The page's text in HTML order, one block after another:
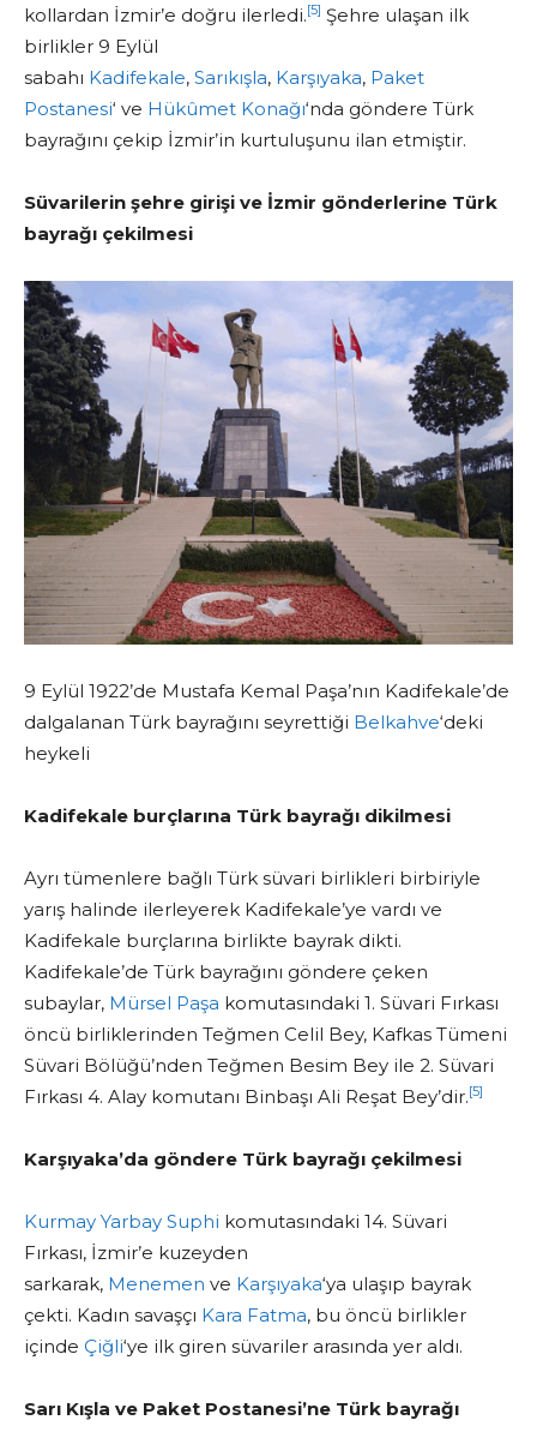
kollardan İzmir’e doğru ilerledi.[5] Şehre ulaşan ilk
birlikler 9 Eylül
sabahı Kadifekale, Sarıkışla, Karşıyaka, Paket
Postanesi‘ ve Hükûmet Konağı‘nda göndere Türk
bayrağını çekip İzmir’in kurtuluşunu ilan etmiştir.
Süvarilerin şehre girişi ve İzmir gönderlerine Türk
bayrağı çekilmesi
9 Eylül 1922’de Mustafa Kemal Paşa’nın Kadifekale’de
dalgalanan Türk bayrağını seyrettiği Belkahve‘deki
heykeli
Kadifekale burçlarına Türk bayrağı dikilmesi
Ayrı tümenlere bağlı Türk süvari birlikleri birbiriyle
yarış halinde ilerleyerek Kadifekale’ye vardı ve
Kadifekale burçlarına birlikte bayrak dikti.
Kadifekale’de Türk bayrağını göndere çeken
subaylar, Mürsel Paşa komutasındaki 1. Süvari Fırkası
öncü birliklerinden Teğmen Celil Bey, Kafkas Tümeni
Süvari Bölüğü’nden Teğmen Besim Bey ile 2. Süvari
Fırkası 4. Alay komutanı Binbaşı Ali Reşat Bey’dir.[5]
Karşıyaka’da göndere Türk bayrağı çekilmesi
Kurmay Yarbay Suphi komutasındaki 14. Süvari
Fırkası, İzmir’e kuzeyden
sarkarak, Menemen ve Karşıyaka‘ya ulaşıp bayrak
çekti. Kadın savaşçı Kara Fatma, bu öncü birlikler
içinde Çiğli‘ye ilk giren süvariler arasında yer aldı.
Sarı Kışla ve Paket Postanesi’ne Türk bayrağı